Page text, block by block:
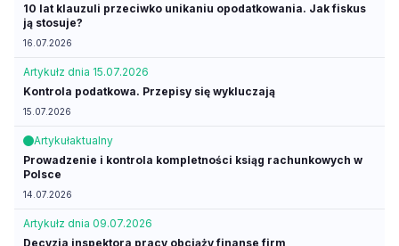
10 lat klauzuli przeciwko unikaniu opodatkowania. Jak fiskus
ją stosuje?
16.07.2026
Artykułz dnia 15.07.2026
Kontrola podatkowa. Przepisy się wykluczają
15.07.2026
Artykułaktualny
Prowadzenie i kontrola kompletności ksiąg rachunkowych w
Polsce
14.07.2026
Artykułz dnia 09.07.2026
Decyzja inspektora pracy obciąży finanse firm